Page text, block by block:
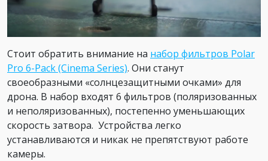
Стоит обратить внимание на набор фильтров Polar
Pro 6-Pack (Cinema Series). Они станут
своеобразными «солнцезащитными очками» для
дрона. В набор входят 6 фильтров (поляризованных
и неполяризованных), постепенно уменьшающих
скорость затвора. Устройства легко
устанавливаются и никак не препятствуют работе
камеры.